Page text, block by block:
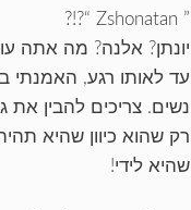
” Zshonatan “?!?
יונתן? אלנה? מה אתה
עד לאותו רגע, האמנתי
נשים. צריכים להבין את
רק שהוא כיוון שהיא
שהיא לידי!